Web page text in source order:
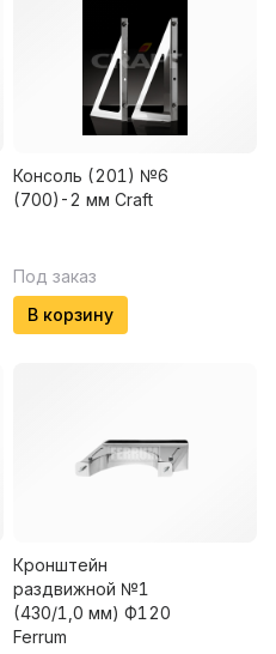
Консоль (201) №6
(700)-2 мм Craft
Под заказ
В корзину
Кронштейн
раздвижной №1
(430/1,0 мм) Ф120
Ferrum